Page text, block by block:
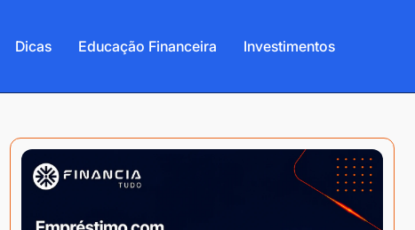
Dicas Educação Financeira Investimentos